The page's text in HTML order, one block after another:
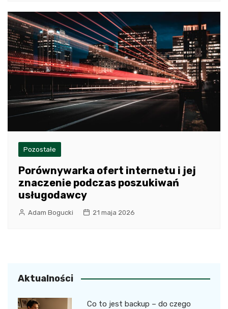
Pozostałe
Porównywarka ofert internetu i jej
znaczenie podczas poszukiwań
usługodawcy
Adam Bogucki 21 maja 2026
Aktualności
Co to jest backup – do czego